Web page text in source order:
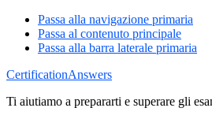
Passa alla navigazione primaria
Passa al contenuto principale
Passa alla barra laterale primaria
CertificationAnswers
Ti aiutiamo a prepararti e superare gli